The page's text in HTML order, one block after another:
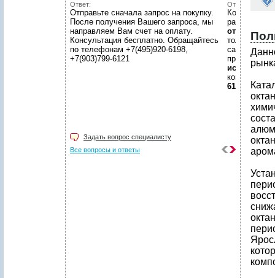
Ответ:
Отправьте сначала запрос на покупку.
После получения Вашего запроса, мы
направляем Вам счет на оплату.
Консультация бесплатно. Обращайтесь
по телефонам +7(495)920-6198,
+7(903)799-6121
Ответ:
Конечно
размещено
отчетов
только
самой
предложить
6198,
Задать вопрос специалисту
Все вопросы и ответы